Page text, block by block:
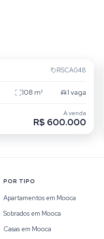
RSCA048
108 m² 1 vaga
À venda
R$ 600.000
POR TIPO
Apartamentos em Mooca
Sobrados em Mooca
Casas em Mooca